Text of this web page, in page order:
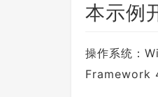
本示例
操作系统：
Framework